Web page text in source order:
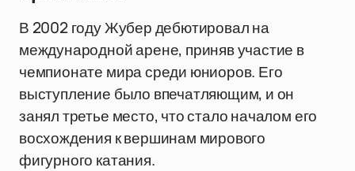
В 2002 году Жубер дебютировал на
международной арене, приняв участие в
чемпионате мира среди юниоров. Его
выступление было впечатляющим, и он
занял третье место, что стало началом его
восхождения к вершинам мирового
фигурного катания.